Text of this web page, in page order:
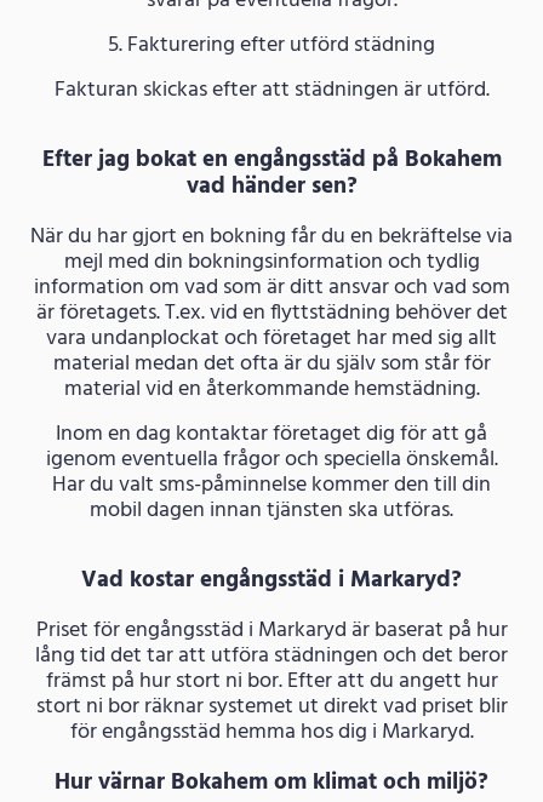
5. Fakturering efter utförd städning
Fakturan skickas efter att städningen är utförd.
Efter jag bokat en engångsstäd på Bokahem
vad händer sen?
När du har gjort en bokning får du en bekräftelse via
mejl med din bokningsinformation och tydlig
information om vad som är ditt ansvar och vad som
är företagets. T.ex. vid en flyttstädning behöver det
vara undanplockat och företaget har med sig allt
material medan det ofta är du själv som står för
material vid en återkommande hemstädning.
Inom en dag kontaktar företaget dig för att gå
igenom eventuella frågor och speciella önskemål.
Har du valt sms-påminnelse kommer den till din
mobil dagen innan tjänsten ska utföras.
Vad kostar engångsstäd i Markaryd?
Priset för engångsstäd i Markaryd är baserat på hur
lång tid det tar att utföra städningen och det beror
främst på hur stort ni bor. Efter att du angett hur
stort ni bor räknar systemet ut direkt vad priset blir
för engångsstäd hemma hos dig i Markaryd.
Hur värnar Bokahem om klimat och miljö?